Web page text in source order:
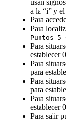
usan
a la “i” y el
Para
Para
Puntos 5-
Para
establecer
Para
para
Para
para
Para
establecer
Para salir